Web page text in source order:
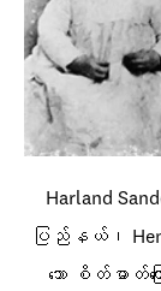
Harland
ပြည်နယ်၊
သော စိတ်ဓာတ်က